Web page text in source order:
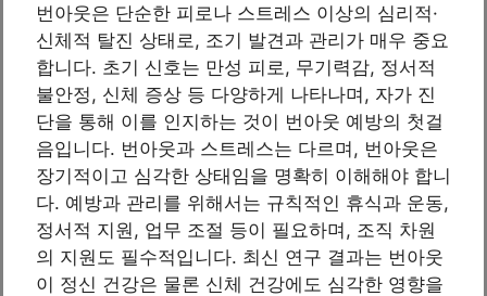
번아웃은 단순한 피로나 스트레스 이상의 심리적·
신체적 탈진 상태로, 조기 발견과 관리가 매우 중요
합니다. 초기 신호는 만성 피로, 무기력감, 정서적
불안정, 신체 증상 등 다양하게 나타나며, 자가 진
단을 통해 이를 인지하는 것이 번아웃 예방의 첫걸
음입니다. 번아웃과 스트레스는 다르며, 번아웃은
장기적이고 심각한 상태임을 명확히 이해해야 합니
다. 예방과 관리를 위해서는 규칙적인 휴식과 운동,
정서적 지원, 업무 조절 등이 필요하며, 조직 차원
의 지원도 필수적입니다. 최신 연구 결과는 번아웃
이 정신 건강은 물론 신체 건강에도 심각한 영향을